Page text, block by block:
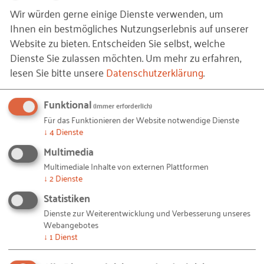
lebendig machen, die aber im kleinräumigen
Ausschnitt der virtuellen Konferenzräume nahezu
vollständig untergehen. Je größer die Anzahl der
teilnehmenden Personen, desto mehr. Es ist schon
sehr verblüffend, wenn eine Kollegin, die man als
schlanke Person wahrgenommen hat, am Ende
eines Arbeitstreffens verkündet, dass sie sich nun in
den Mutterschutz verabschiedet. Die
fortgeschrittene Schwangerschaft blieb im
virtuellen Raum verborgen.
gegenseitige Wahrnehmung und demzufolge auch
die soziale Interaktion erheblich. Leibhaftige
Begegnungen im realen Raum erschöpfen sich eben
nicht im Sehen und Hören. Man kann sich nur
Wir würden gerne einige Dienste verwenden, um
Ihnen ein bestmögliches Nutzungserlebnis auf unserer
Website zu bieten. Entscheiden Sie selbst, welche
Dienste Sie zulassen möchten.Um mehr zu erfahren,
lesen Sie bitte unsereDatenschutzerklärung.
Funktional(immer erforderlich)
Für das Funktionieren der Website notwendige Dienste
↓ 4Dienste
Multimedia
Multimediale Inhalte von externen Plattformen
↓ 2Dienste
Statistiken
Dienste zur Weiterentwicklung und Verbesserung unseres
Webangebotes
↓ 1 Dienst